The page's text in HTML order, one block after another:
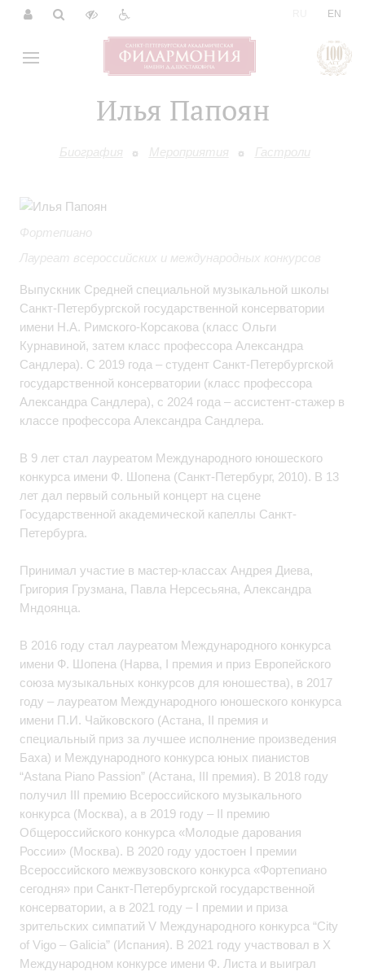
EN
Илья Папоян
Биография Мероприятия Гастроли
Фортепиано
Лауреат всероссийских и международных конкурсов
Выпускник Средней специальной музыкальной школы
Санкт-Петербургской государственной консерватории
имени Н.А. Римского-Корсакова (класс Ольги
Курнавиной, затем класс профессора Александра
Сандлера). С 2019 года – студент Санкт-Петербургской
государственной консерватории (класс профессора
Александра Сандлера), с 2024 года – ассистент-стажер в
классе профессора Александра Сандлера.
В 9 лет стал лауреатом Международного юношеского
конкурса имени Ф. Шопена (Санкт-Петербург, 2010). В 13
лет дал первый сольный концерт на сцене
Государственной академической капеллы Санкт-
Петербурга.
Принимал участие в мастер-классах Андрея Диева,
Григория Грузмана, Павла Нерсесьяна, Александра
Мндоянца.
В 2016 году стал лауреатом Международного конкурса
имени Ф. Шопена (Нарва, I премия и приз Европейского
союза музыкальных конкурсов для юношества), в 2017
году – лауреатом Международного юношеского конкурса
имени П.И. Чайковского (Астана, II премия и
специальный приз за лучшее исполнение произведения
Баха) и Международного конкурса юных пианистов
“Astana Piano Passion” (Астана, III премия). В 2018 году
получил III премию Всероссийского музыкального
конкурса (Москва), а в 2019 году – II премию
Общероссийского конкурса «Молодые дарования
России» (Москва). В 2020 году удостоен I премии
Всероссийского межвузовского конкурса «Фортепиано
сегодня» при Санкт-Петербургской государственной
консерватории, а в 2021 году – I премии и приза
зрительских симпатий V Международного конкурса “City
of Vigo – Galicia” (Испания). В 2021 году участвовал в X
Международном конкурсе имени Ф. Листа и выиграл